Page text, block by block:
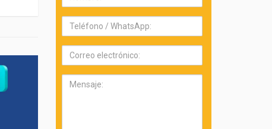
Teléfono:
Correo
electrónico:
Mensaje: